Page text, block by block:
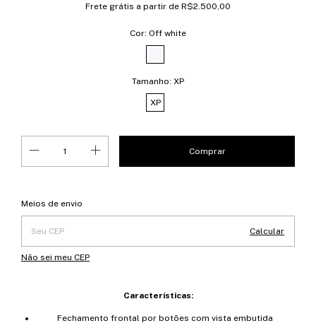
Frete grátis a partir de R$2.500,00
Cor: Off white
Tamanho: XP
XP
Entregas para o CEP:
Meios de envio
Calcular
Não sei meu CEP
Características:
Fechamento frontal por botões com vista embutida